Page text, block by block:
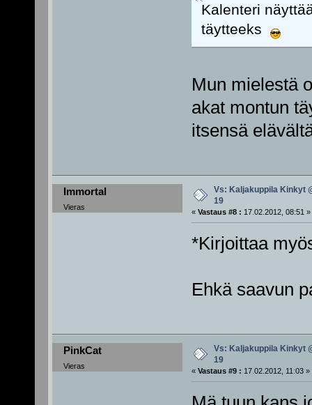
Kalenteri
täytteeks
Mun mielestä
akat montun
itsensä
Immortal
Vieras
Vs: Kaljakuppila Kinkyt
19
« Vastaus #8 : 17.02.2012, 08:51 »
*Kirjoittaa
Ehkä saavun
PinkCat
Vieras
Vs: Kaljakuppila Kinkyt
19
« Vastaus #9 : 17.02.2012, 11:03 »